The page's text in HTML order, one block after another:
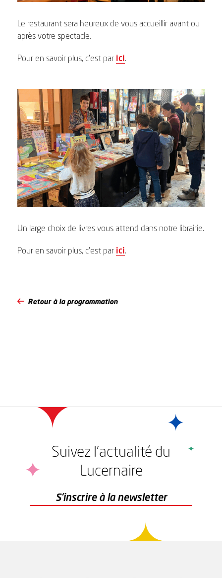
Le restaurant sera heureux de vous accueillir avant ou
après votre spectacle.
Pour en savoir plus, c’est par ici.
Un large choix de livres vous attend dans notre librairie.
Pour en savoir plus, c’est par ici.
Retour à la programmation
Suivez l'actualité du
Lucernaire
S'inscrire à la newsletter